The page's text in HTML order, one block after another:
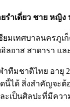
รำเดี่ยว ชาย หญิ
ยมเทศบาลนคร
อิลยาส สาดารา
มชาติไทย อายุ
นี้ได้ สิ่งสำคัญจะ
ะเป็นศิลปะที่มีค